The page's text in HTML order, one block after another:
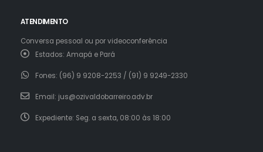
ATENDIMENTO
Conversa pessoal ou por videoconferência
Estados: Amapá e Pará
Fones: (96) 9 9208-2253 / (91) 9 9249-2330
Email: jus@ozivaldobarreiro.adv.br
Expediente: Seg. a sexta, 08:00 às 18:00